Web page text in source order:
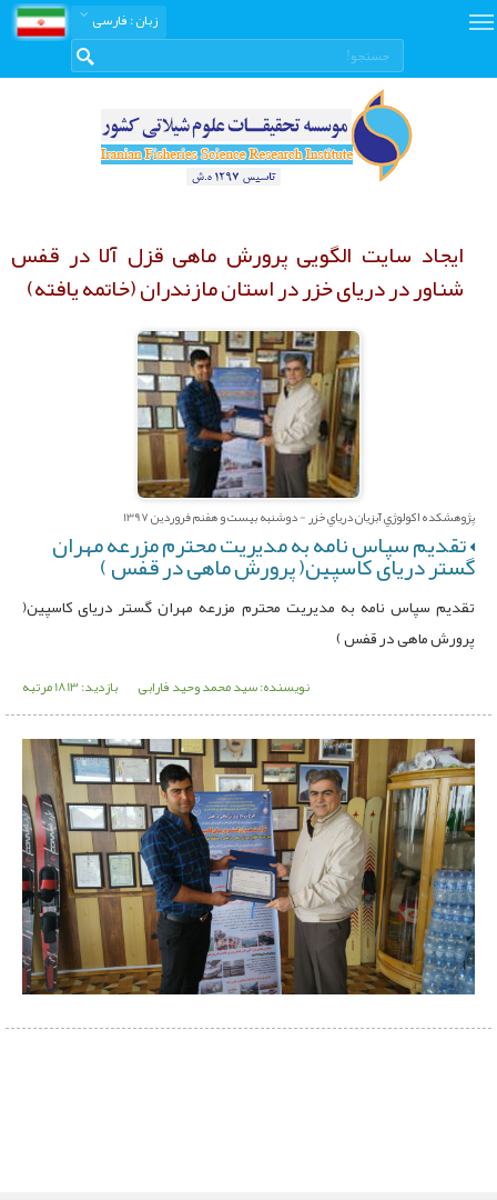
زبان: فارسی
ایجاد سایت الگویی پرورش ماهی قزل آلا در قفس
شناور در دریای خزر در استان مازندران (خاتمه یافته)
پژوهشکده اکولوژي آبزيان درياي خزر - دوشنبه بیست و هفنم فروردین 1397
تقدیم سپاس نامه به مدیریت محترم مزرعه مهران
گستر دریای کاسپین( پرورش ماهی در قفس )
تقدیم سپاس نامه به مدیریت محترم مزرعه مهران گستر دریای کاسپین(
پرورش ماهی در قفس )
نویسنده: سید محمد وحید فارابی بازدید: 1813 مرتبه